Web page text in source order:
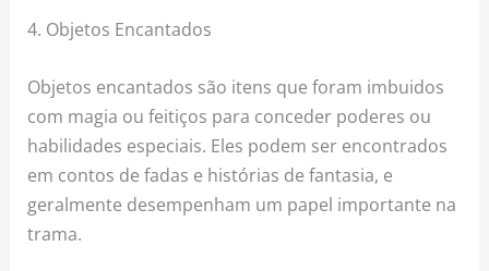
4. Objetos Encantados
Objetos encantados são itens que foram imbuidos
com magia ou feitiços para conceder poderes ou
habilidades especiais. Eles podem ser encontrados
em contos de fadas e histórias de fantasia, e
geralmente desempenham um papel importante na
trama.